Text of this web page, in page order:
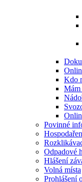
Kdo
Mám
Povinné
Odpadové
Hlášení
Volná místa
Prohlášení